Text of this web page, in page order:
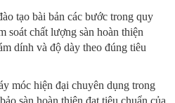
tạo bài bản các bước trong quy
soát chất lượng sàn hoàn thiện
dính và độ dày theo đúng tiêu
móc hiện đại chuyên dụng trong
sàn hoàn thiện đạt tiêu chuẩn của